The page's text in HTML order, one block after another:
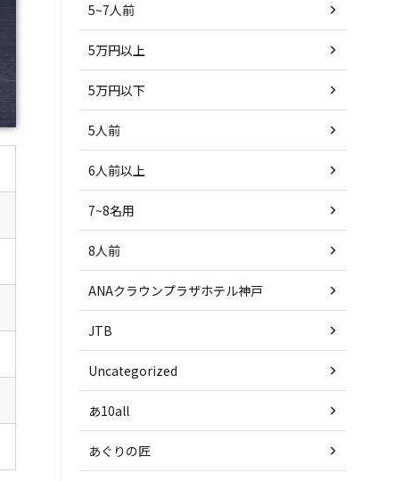
5~7人前
5万円以上
5万円以下
5人前
6人前以上
7~8名用
8人前
ANAクラウンプラザホテル神戸
JTB
Uncategorized
あ10all
あぐりの匠